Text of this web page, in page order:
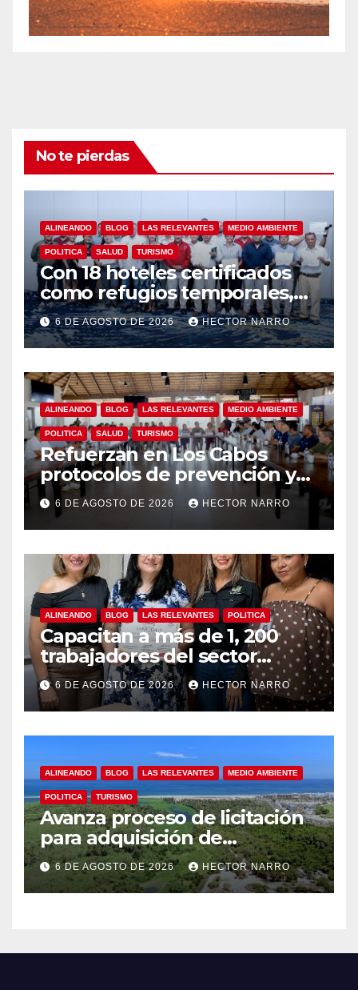
No te pierdas
ALINEANDO BLOG LAS RELEVANTES MEDIO AMBIENTE
POLITICA SALUD TURISMO
Con 18 hoteles certificados
como refugios temporales,
Gobierno de Los Cabos
refuerza la prevención y
garantiza un destino seguro
6 DE AGOSTO DE 2026 HECTOR NARRO
ALINEANDO BLOG LAS RELEVANTES MEDIO AMBIENTE
POLITICA SALUD TURISMO
Refuerzan en Los Cabos
protocolos de prevención y
rescate en playas ante oleaje
y temporada de ciclones
6 DE AGOSTO DE 2026 HECTOR NARRO
ALINEANDO BLOG LAS RELEVANTES POLITICA
Capacitan a más de 1, 200
trabajadores del sector
hotelero en derechos
humanos y respeto laboral
en Los Cabos
6 DE AGOSTO DE 2026 HECTOR NARRO
ALINEANDO BLOG LAS RELEVANTES MEDIO AMBIENTE
POLITICA TURISMO
Avanza proceso de licitación
para adquisición de
maquinaria del Plan de
Regeneración del Estero
Josefino
6 DE AGOSTO DE 2026 HECTOR NARRO